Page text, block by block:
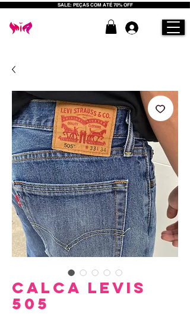
SALE: PEÇAS COM ATÉ 70% OFF
Calca Levis
505